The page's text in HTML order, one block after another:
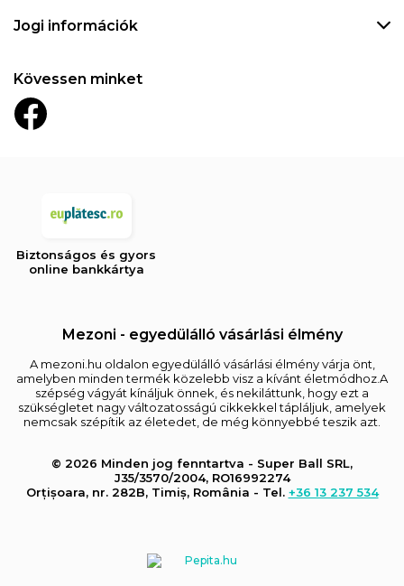
Jogi információk
Kövessen minket
Biztonságos és gyors
online bankkártya
Mezoni - egyedülálló vásárlási élmény
A mezoni.hu oldalon egyedülálló vásárlási élmény várja önt,
amelyben minden termék közelebb visz a kívánt életmódhoz.A
szépség vágyát kínáljuk önnek, és nekiláttunk, hogy ezt a
szükségletet nagy változatosságú cikkekkel tápláljuk, amelyek
nemcsak szépítik az életedet, de még könnyebbé teszik azt.
© 2026 Minden jog fenntartva - Super Ball SRL,
J35/3570/2004, RO16992274
Orțișoara, nr. 282B, Timiș, România - Tel. +36 13 237 534